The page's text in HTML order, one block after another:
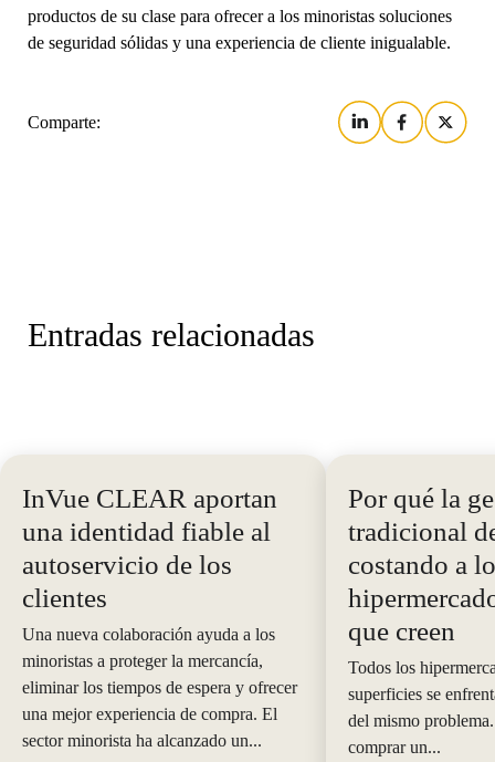
productos de su clase para ofrecer a los minoristas soluciones
de seguridad sólidas y una experiencia de cliente inigualable.
Comparte:
Entradas relacionadas
InVue CLEAR aportan
una identidad fiable al
autoservicio de los
clientes
Una nueva colaboración ayuda a los
minoristas a proteger la mercancía,
eliminar los tiempos de espera y ofrecer
una mejor experiencia de compra. El
sector minorista ha alcanzado un...
Por qué la
tradicional
costando a
que creen
Todos los
superficies se
del mismo
comprar un...